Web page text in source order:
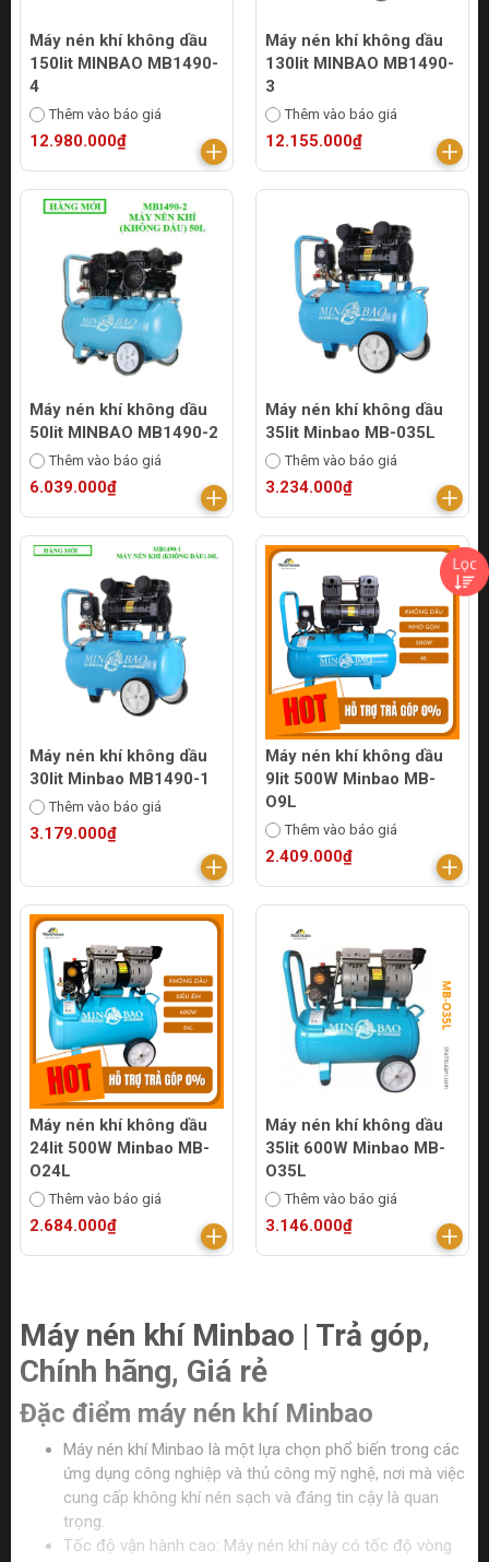
Máy nén khí không dầu
150lit MINBAO MB1490-
4
Thêm vào báo giá
12.980.000₫
Máy nén khí không dầu
130lit MINBAO MB1490-
3
Thêm vào báo giá
12.155.000₫
Máy nén khí không dầu
50lit MINBAO MB1490-2
Thêm vào báo giá
6.039.000₫
Máy nén khí không dầu
35lit Minbao MB-035L
Thêm vào báo giá
3.234.000₫
Máy nén khí không dầu
30lit Minbao MB1490-1
Thêm vào báo giá
3.179.000₫
Máy nén khí không dầu
9lit 500W Minbao MB-
O9L
Thêm vào báo giá
2.409.000₫
Máy nén khí không dầu
24lit 500W Minbao MB-
O24L
Thêm vào báo giá
2.684.000₫
Máy nén khí không dầu
35lit 600W Minbao MB-
O35L
Thêm vào báo giá
3.146.000₫
Máy nén khí Minbao | Trả góp,
Chính hãng, Giá rẻ
Đặc điểm máy nén khí Minbao
Máy nén khí Minbao là một lựa chọn phổ biến trong các
ứng dụng công nghiệp và thủ công mỹ nghệ, nơi mà việc
cung cấp không khí nén sạch và đáng tin cậy là quan
trọng.
Tốc độ vận hành cao: Máy nén khí này có tốc độ vòng